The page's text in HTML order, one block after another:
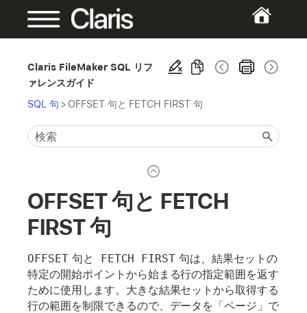
Claris FileMaker SQL リフ
ァレンスガイド
SQL 句 > OFFSET 句と FETCH FIRST 句
OFFSET 句と FETCH
FIRST 句
OFFSET句と FETCH FIRST 句は、結果セットの
特定の開始ポイントから始まる行の指定範囲を返す
ために使用します。大きな結果セットから取得する
行の範囲を制限できるので、データを「ページ」で